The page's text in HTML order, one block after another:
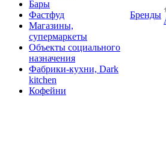
Бары
Фастфуд
Магазины,
супермаркеты
Объекты социального
назначения
Фабрики-кухни, Dark
kitchen
Кофейни
Бренды